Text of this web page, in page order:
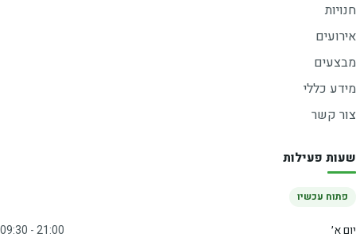
חנויות
אירועים
מבצעים
מידע כללי
צור קשר
שעות פעילות
פתוח עכשיו
יום א׳
09:30 - 21:00